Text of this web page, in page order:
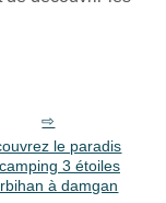
le paradis
3 étoiles
à damgan